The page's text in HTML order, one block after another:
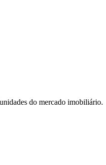
do mercado imobiliário.